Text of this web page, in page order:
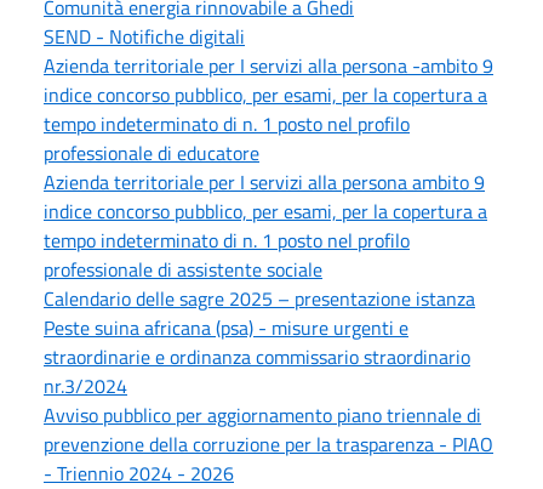
Comunità energia rinnovabile a Ghedi
SEND - Notifiche digitali
Azienda territoriale per I servizi alla persona -ambito 9
indice concorso pubblico, per esami, per la copertura a
tempo indeterminato di n. 1 posto nel profilo
professionale di educatore
Azienda territoriale per I servizi alla persona ambito 9
indice concorso pubblico, per esami, per la copertura a
tempo indeterminato di n. 1 posto nel profilo
professionale di assistente sociale
Calendario delle sagre 2025 – presentazione istanza
Peste suina africana (psa) - misure urgenti e
straordinarie e ordinanza commissario straordinario
nr.3/2024
Avviso pubblico per aggiornamento piano triennale di
prevenzione della corruzione per la trasparenza - PIAO
- Triennio 2024 - 2026